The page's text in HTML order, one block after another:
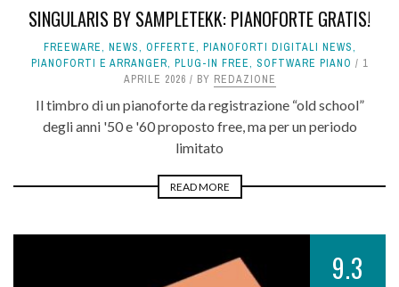
SINGULARIS BY SAMPLETEKK: PIANOFORTE GRATIS!
FREEWARE, NEWS, OFFERTE, PIANOFORTI DIGITALI NEWS,
PIANOFORTI E ARRANGER, PLUG-IN FREE, SOFTWARE PIANO
1
APRILE 2026
BY REDAZIONE
Il timbro di un pianoforte da registrazione “old school”
degli anni '50 e '60 proposto free, ma per un periodo
limitato
READ MORE
9.3